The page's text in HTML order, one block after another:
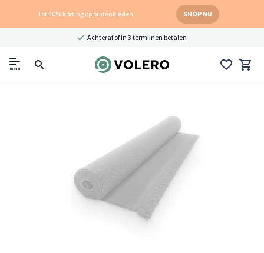
Tot 40% korting op buitenkleden SHOP NU
Achteraf of in 3 termijnen betalen
menu